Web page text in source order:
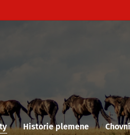
Historie plemene